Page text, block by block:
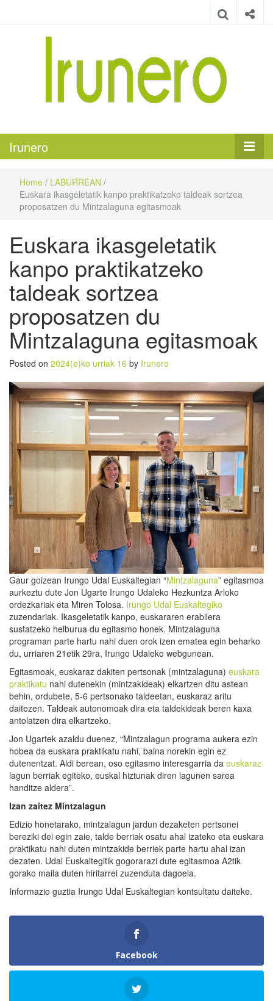
Irunero
Home / LABURREAN /
Euskara ikasgeletatik kanpo praktikatzeko taldeak sortzea
proposatzen du Mintzalaguna egitasmoak
Euskara ikasgeletatik
kanpo praktikatzeko
taldeak sortzea
proposatzen du
Mintzalaguna egitasmoak
Posted on 2024(e)ko urriak 16 by Irunero
Gaur goizean Irungo Udal Euskaltegian “Mintzalaguna” egitasmoa
aurkeztu dute Jon Ugarte Irungo Udaleko Hezkuntza Arloko
ordezkariak eta Miren Tolosa. Irungo Udal Euskaltegiko
zuzendariak. Ikasgeletatik kanpo, euskararen erabilera
sustatzeko helburua du egitasmo honek. Mintzalaguna
programan parte hartu nahi duen orok izen ematea egin beharko
du, urriaren 21etik 29ra, Irungo Udaleko webgunean.
Egitasmoak, euskaraz dakiten pertsonak (mintzalaguna) euskara
praktikatu nahi dutenekin (mintzakideak) elkartzen ditu astean
behin, ordubete, 5-6 pertsonako taldeetan, euskaraz aritu
daitezen. Taldeak autonomoak dira eta taldekideak beren kaxa
antolatzen dira elkartzeko.
Jon Ugartek azaldu duenez, “Mintzalagun programa aukera ezin
hobea da euskara praktikatu nahi, baina norekin egin ez
dutenentzat. Aldi berean, oso egitasmo interesgarria da euskaraz
lagun berriak egiteko, euskal hiztunak diren lagunen sarea
handitze aldera”.
Izan zaitez Mintzalagun
Edizio honetarako, mintzalagun jardun dezaketen pertsonei
bereziki dei egin zaie, talde berriak osatu ahal izateko eta euskara
praktikatu nahi duten mintzakide berriek parte hartu ahal izan
dezaten. Udal Euskaltegitik gogorarazi dute egitasmoa A2tik
gorako maila duten hiritarrei zuzenduta dagoela.
Informazio guztia Irungo Udal Euskaltegian kontsultatu daiteke.
Facebook